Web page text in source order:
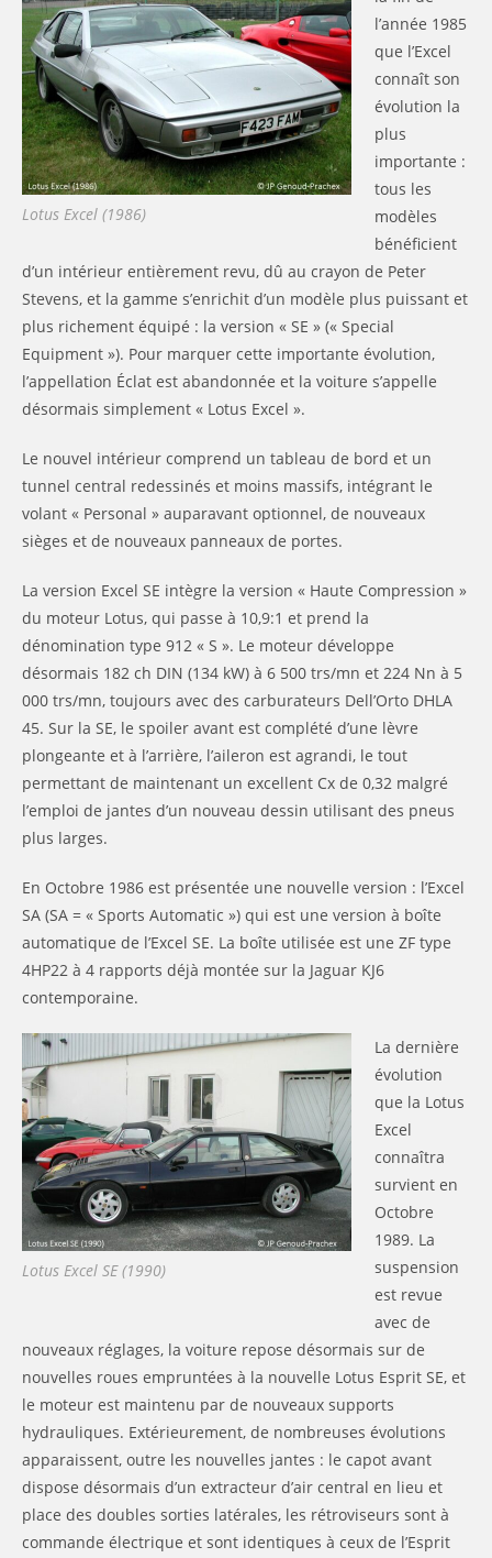
Lotus Excel (1986)
l’année 1985
que l’Excel
connaît son
évolution la
plus
importante :
tous les
modèles
bénéficient
d’un intérieur entièrement revu, dû au crayon de Peter
Stevens, et la gamme s’enrichit d’un modèle plus puissant et
plus richement équipé : la version « SE » (« Special
Equipment »). Pour marquer cette importante évolution,
l’appellation Éclat est abandonnée et la voiture s’appelle
désormais simplement « Lotus Excel ».
Le nouvel intérieur comprend un tableau de bord et un
tunnel central redessinés et moins massifs, intégrant le
volant « Personal » auparavant optionnel, de nouveaux
sièges et de nouveaux panneaux de portes.
La version Excel SE intègre la version « Haute Compression »
du moteur Lotus, qui passe à 10,9:1 et prend la
dénomination type 912 « S ». Le moteur développe
désormais 182 ch DIN (134 kW) à 6 500 trs/mn et 224 Nn à 5
000 trs/mn, toujours avec des carburateurs Dell’Orto DHLA
45. Sur la SE, le spoiler avant est complété d’une lèvre
plongeante et à l’arrière, l’aileron est agrandi, le tout
permettant de maintenant un excellent Cx de 0,32 malgré
l’emploi de jantes d’un nouveau dessin utilisant des pneus
plus larges.
En Octobre 1986 est présentée une nouvelle version : l’Excel
SA (SA = « Sports Automatic ») qui est une version à boîte
automatique de l’Excel SE. La boîte utilisée est une ZF type
4HP22 à 4 rapports déjà montée sur la Jaguar KJ6
contemporaine.
Lotus Excel SE (1990)
La dernière
évolution
que la Lotus
Excel
connaîtra
survient en
Octobre
1989. La
suspension
est revue
avec de
nouveaux réglages, la voiture repose désormais sur de
nouvelles roues empruntées à la nouvelle Lotus Esprit SE, et
le moteur est maintenu par de nouveaux supports
hydrauliques. Extérieurement, de nombreuses évolutions
apparaissent, outre les nouvelles jantes : le capot avant
dispose désormais d’un extracteur d’air central en lieu et
place des doubles sorties latérales, les rétroviseurs sont à
commande électrique et sont identiques à ceux de l’Esprit